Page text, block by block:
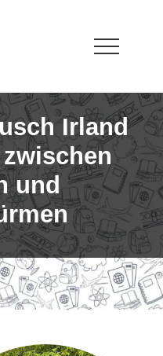
Menu
Irland
und